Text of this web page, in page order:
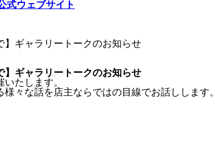
】ギャラリートークのお知らせ
】ギャラリートークのお知らせ
たします。
々な話を店主ならではの目線でお話しします。